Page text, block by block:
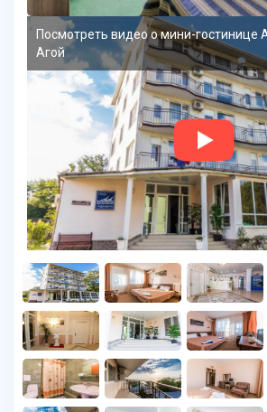
Посмотреть видео о мини-гостинице
Агой